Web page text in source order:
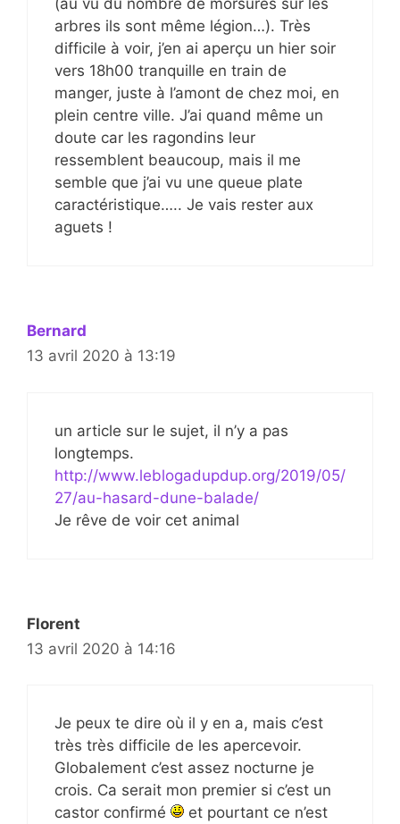
(au vu du nombre de morsures sur les
arbres ils sont même légion…). Très
difficile à voir, j’en ai aperçu un hier soir
vers 18h00 tranquille en train de
manger, juste à l’amont de chez moi, en
plein centre ville. J’ai quand même un
doute car les ragondins leur
ressemblent beaucoup, mais il me
semble que j’ai vu une queue plate
caractéristique….. Je vais rester aux
aguets !
Bernard
13 avril 2020 à 13:19
un article sur le sujet, il n’y a pas
longtemps.
http://www.leblogadupdup.org/2019/05/
27/au-hasard-dune-balade/
Je rêve de voir cet animal
Florent
13 avril 2020 à 14:16
Je peux te dire où il y en a, mais c’est
très très difficile de les apercevoir.
Globalement c’est assez nocturne je
crois. Ca serait mon premier si c’est un
castor confirmé
et pourtant ce n’est